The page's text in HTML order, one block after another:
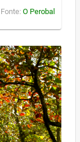
Fonte: O Perobal